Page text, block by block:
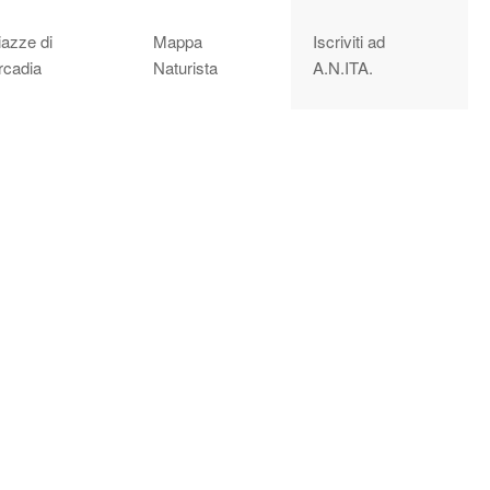
di
Mappa
Naturista
Iscriviti ad
A.N.ITA.